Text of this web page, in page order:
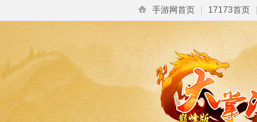
手游网首页 17173首页